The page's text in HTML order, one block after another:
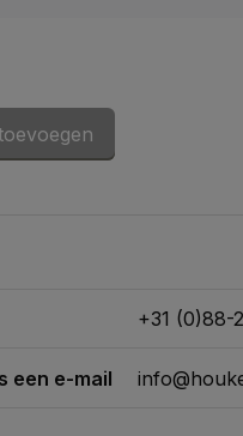
+31 (0)88-
een e-mail